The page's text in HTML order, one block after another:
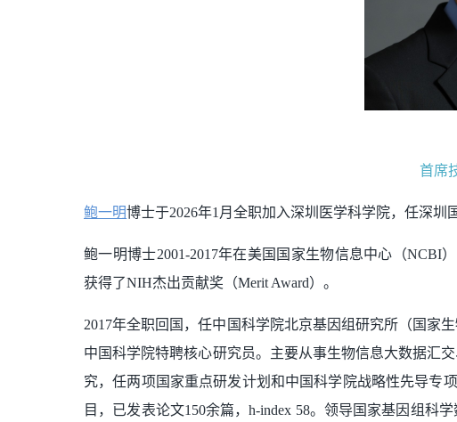
首席
鲍一明博士于2026年1月全职加入深圳医学科学院，任深圳
鲍一明博士2001-2017年在美国国家生物信息中心（
获得了NIH杰出贡献奖（Merit Award）。
2017年全职回国，任中国科学院北京基因组研究所（国家
中国科学院特聘核心研究员。主要从事生物信息大数据汇
究，任两项国家重点研发计划和中国科学院战略性先导专
目，已发表论文150余篇，h-index 58。领导国家基因组科